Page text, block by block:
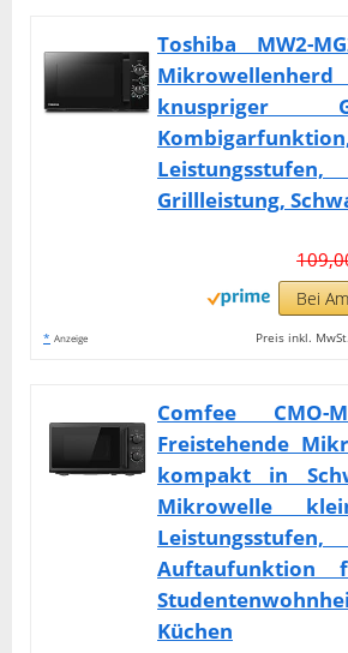
Toshiba MW2-
knuspriger
Grillleistung,
Bei
* Anzeige Preis inkl.
Comfee CMO-
Freistehende
kompakt in
Mikrowelle
Auftaufunktion
Küchen